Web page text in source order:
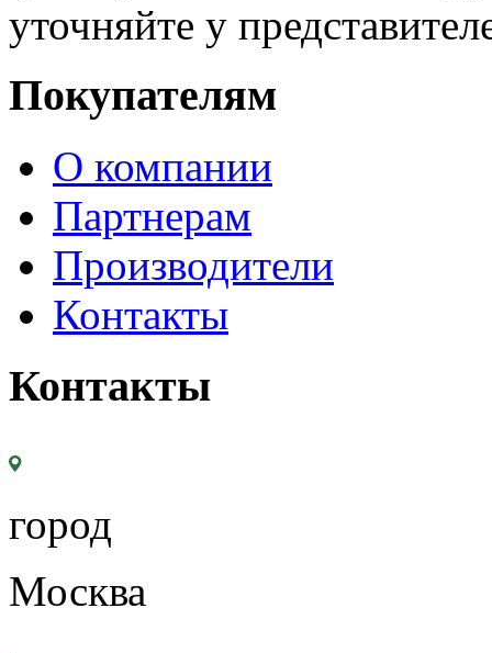
уточняйте у
Покупателям
О компании
Партнерам
Производители
Контакты
Контакты
город
Москва